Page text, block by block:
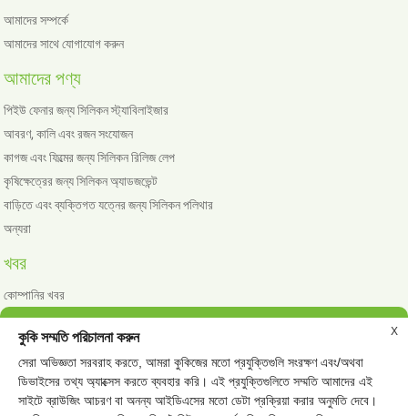
আমাদের সম্পর্কে
আমাদের সাথে যোগাযোগ করুন
আমাদের পণ্য
পিইউ ফেনার জন্য সিলিকন স্ট্যাবিলাইজার
আবরণ, কালি এবং রজন সংযোজন
কাগজ এবং ফিল্মের জন্য সিলিকন রিলিজ লেপ
কৃষিক্ষেত্রের জন্য সিলিকন অ্যাডজভেন্ট
বাড়িতে এবং ব্যক্তিগত যত্নের জন্য সিলিকন পলিথার
অন্যরা
খবর
কোম্পানির খবর
শিল্প সংবাদ
© কপিরাইট - 2010 - 2023: সমস্ত অধিকার সংরক্ষিত।
গরম পণ্য-সাইটম্যাপ -বিশেষ
কুকি সম্মতি পরিচালনা করুন
সেরা অভিজ্ঞতা সরবরাহ করতে, আমরা কুকিজের মতো প্রযুক্তিগুলি সংরক্ষণ এবং/অথবা
ডিভাইসের তথ্য অ্যাক্সেস করতে ব্যবহার করি। এই প্রযুক্তিগুলিতে সম্মতি আমাদের এই
সাইটে ব্রাউজিং আচরণ বা অনন্য আইডিএসের মতো ডেটা প্রক্রিয়া করার অনুমতি দেবে।
X